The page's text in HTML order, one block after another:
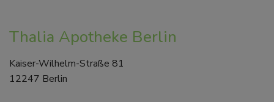
Thalia Apotheke Berlin
Kaiser-Wilhelm-Straße 81
12247 Berlin